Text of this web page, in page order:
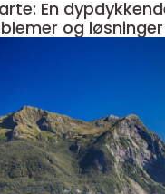
En
og løsninger